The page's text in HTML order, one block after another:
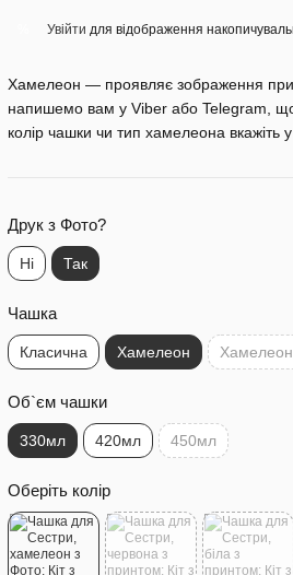
Увійти для відображення
Хамелеон — проявляє зображення при
напишемо вам у Viber або Telegram,
колір чашки чи тип хамелеона вкажіть
Друк з Фото?
Ні Так
Чашка
Класична Хамелеон Хамелеон
Об`єм чашки
330мл 420мл 450мл
Оберіть колір